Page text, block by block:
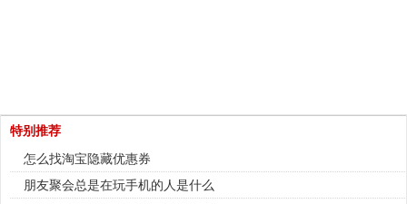
特别推荐
怎么找淘宝隐藏优惠券
朋友聚会总是在玩手机的人是什么